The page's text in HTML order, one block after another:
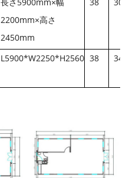
2200mm×高さ
2450mm
L5900*W2250*H2560 38